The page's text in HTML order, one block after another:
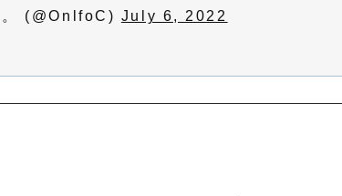
(@OnlfoC) July 6, 2022